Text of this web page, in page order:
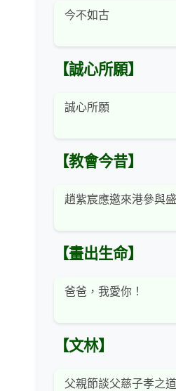
今不如古
【誠心所願】
誠心所願
【教會今昔】
趙紫宸應邀來港參與
【畫出生命】
爸爸，我愛你！
【文林】
父親節談父慈子孝之道